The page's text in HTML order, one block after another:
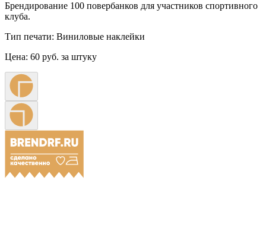
Брендирование 100 повербанков для участников спортивного
клуба.
Тип печати: Виниловые наклейки
Цена: 60 руб. за штуку